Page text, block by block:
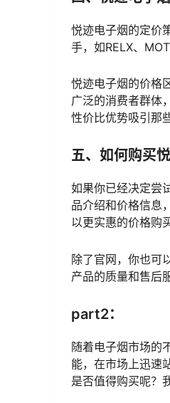
悦迹电子烟的定价
手，如RELX、
悦迹电子烟的价格
广泛的消费者群体
性价比优势吸引那
五、如何购买
如果你已经决定尝
品介绍和价格信息
以更实惠的价格购
除了官网，你也可
产品的质量和售后
part2：
随着电子烟市场的
能，在市场上迅速
是否值得购买呢？